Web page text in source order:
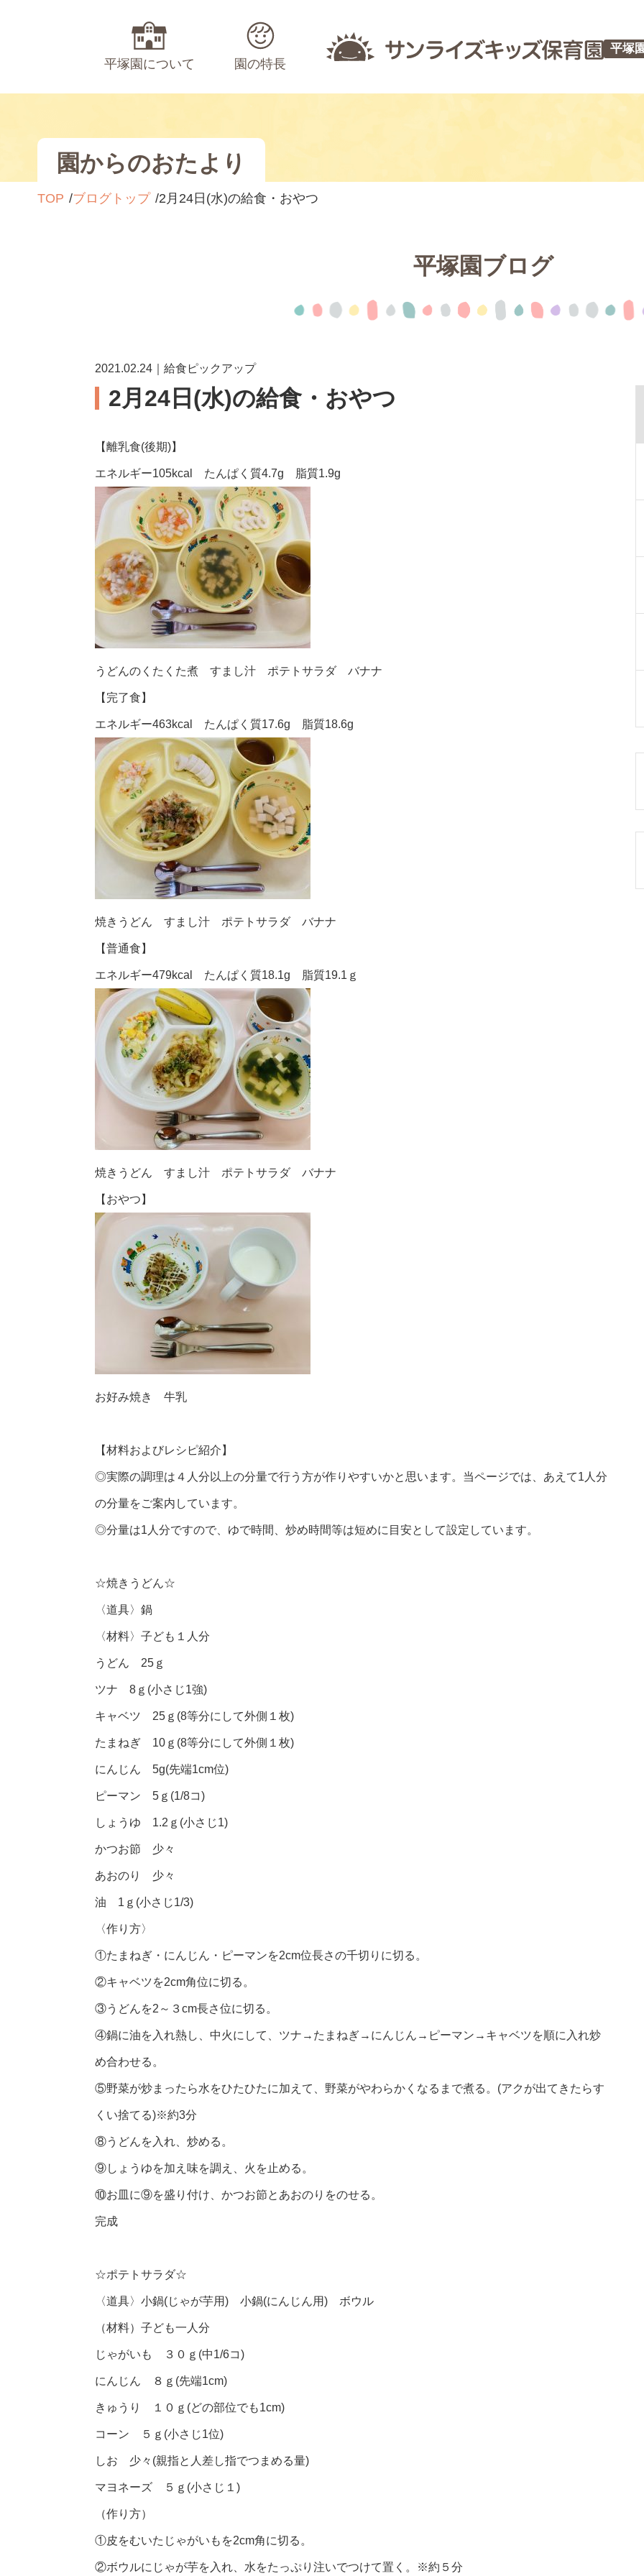
平塚園について 園の特長
平塚
園からのおたより
TOP ブログトップ 2月24日(水)の給食・おやつ
平塚園ブログ
2021.02.24｜給食ピックアップ
2月24日(水)の給食・おやつ
【離乳食(後期)】
エネルギー105kcal たんぱく質4.7g 脂質1.9g
うどんのくたくた煮 すまし汁 ポテトサラダ バナナ
【完了食】
エネルギー463kcal たんぱく質17.6g 脂質18.6g
焼きうどん すまし汁 ポテトサラダ バナナ
【普通食】
エネルギー479kcal たんぱく質18.1g 脂質19.1ｇ
焼きうどん すまし汁 ポテトサラダ バナナ
【おやつ】
お好み焼き 牛乳
【材料およびレシピ紹介】
◎実際の調理は４人分以上の分量で行う方が作りやすいかと思います。当ページでは、あえて1人分
の分量をご案内しています。
◎分量は1人分ですので、ゆで時間、炒め時間等は短めに目安として設定しています。
☆焼きうどん☆
〈道具〉 鍋
〈材料〉 子ども１人分
うどん 25ｇ
ツナ 8ｇ(小さじ1強)
キャベツ 25ｇ(8等分にして外側１枚)
たまねぎ 10ｇ(8等分にして外側１枚)
にんじん 5g(先端1cm位)
ピーマン 5ｇ(1/8コ)
しょうゆ 1.2ｇ(小さじ1)
かつお節 少々
あおのり 少々
油 1ｇ(小さじ1/3)
〈作り方〉
①たまねぎ・にんじん・ピーマンを2cm位長さの千切りに切る。
②キャベツを2cm角位に切る。
③うどんを2～３cm長さ位に切る。
④鍋に油を入れ熱し、中火にして、ツナ→たまねぎ→にんじん→ピーマン→キャベツを順に入れ炒
め合わせる。
⑤野菜が炒まったら水をひたひたに加えて、野菜がやわらかくなるまで煮る。(アクが出てきたらす
くい捨てる)※約3分
⑧うどんを入れ、炒める。
⑨しょうゆを加え味を調え、火を止める。
⑩お皿に⑨を盛り付け、かつお節とあおのりをのせる。
完成
☆ポテトサラダ☆
〈道具〉小鍋(じゃが芋用) 小鍋(にんじん用) ボウル
（材料）子ども一人分
じゃがいも ３０ｇ(中1/6コ)
にんじん ８ｇ(先端1cm)
きゅうり １０ｇ(どの部位でも1cm)
コーン ５ｇ(小さじ1位)
しお 少々(親指と人差し指でつまめる量)
マヨネーズ ５ｇ(小さじ１)
（作り方）
①皮をむいたじゃがいもを2cm角に切る。
②ボウルにじゃが芋を入れ、水をたっぷり注いでつけて置く。※約５分